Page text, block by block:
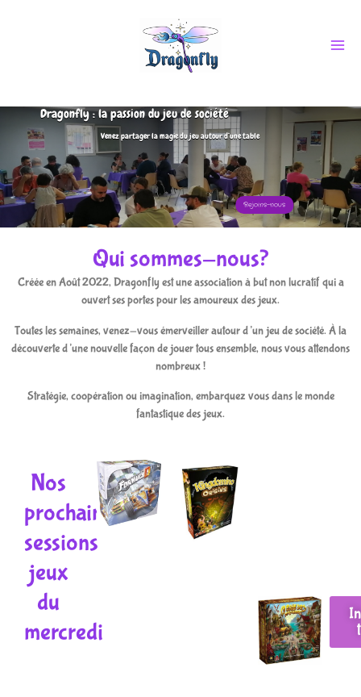
Venez partager la magie du jeu autour d’une table
Rejoins-nous
Dragonfly : la passion du jeu de société
Qui sommes-nous?
Créée en Août 2022, Dragonfly est une association à but non lucratif qui a
ouvert ses portes pour les amoureux des jeux.
Toutes les semaines, venez-vous émerveiller autour d’un jeu de société. À la
découverte d’une nouvelle façon de jouer tous ensemble, nous vous attendons
nombreux !
Stratégie, coopération ou imagination, embarquez vous dans le monde
fantastique des jeux.
Nos
prochaines
sessions
jeux
du
mercredi